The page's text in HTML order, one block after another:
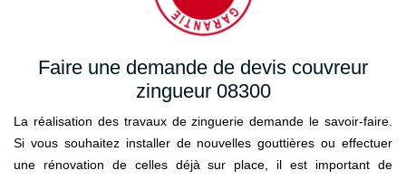
Faire une demande de devis couvreur
zingueur 08300
La réalisation des travaux de zinguerie demande le savoir-faire.
Si vous souhaitez installer de nouvelles gouttières ou effectuer
une rénovation de celles déjà sur place, il est important de